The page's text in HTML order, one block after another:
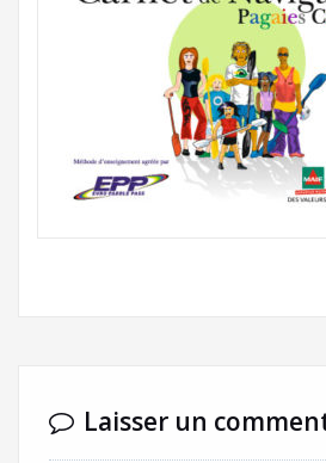
Laisser un